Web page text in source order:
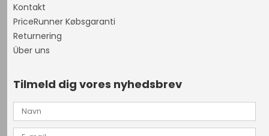
Kontakt
PriceRunner Købsgaranti
Returnering
Über uns
Tilmeld dig vores nyhedsbrev